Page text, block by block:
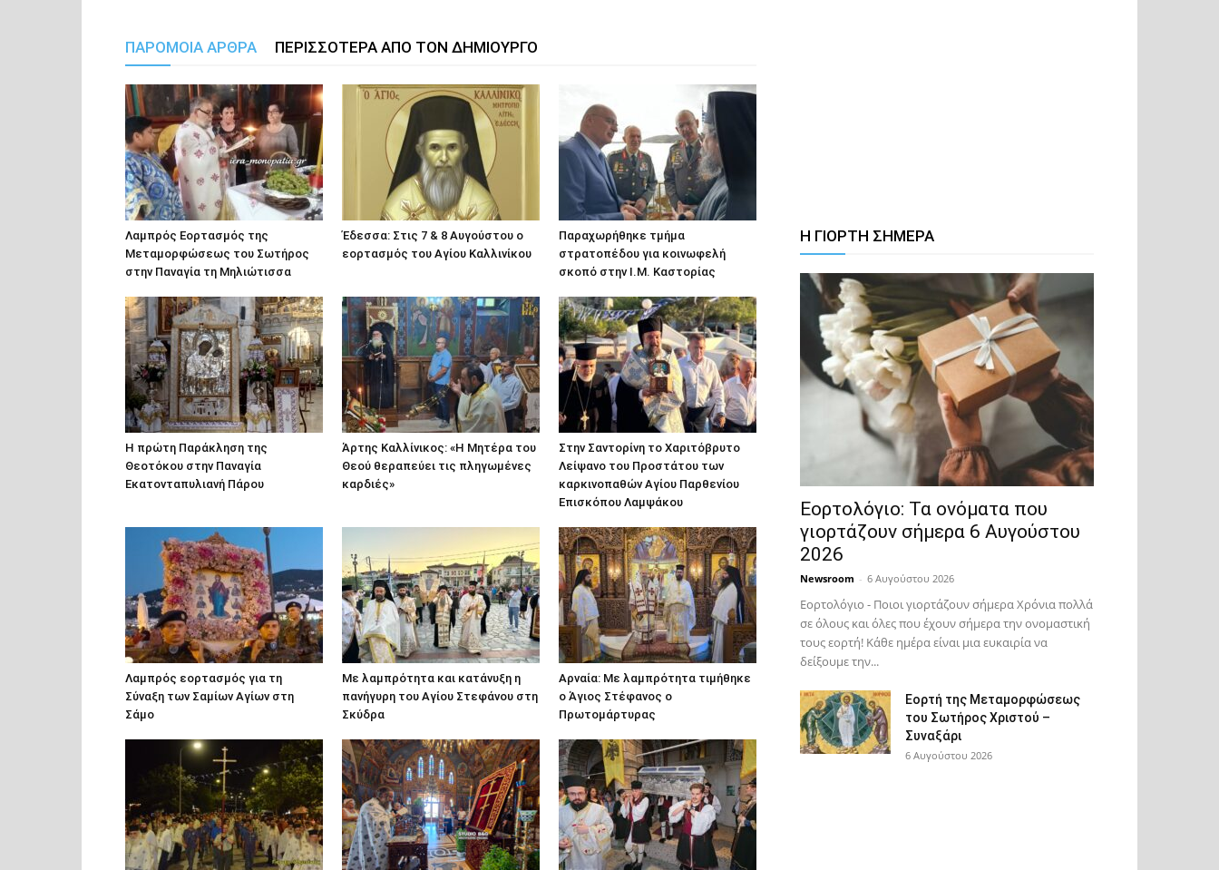
ΠΑΡΟΜΟΙΑ ΑΡΘΡΑ ΠΕΡΙΣΣΟΤΕΡΑ ΑΠΟ ΤΟΝ ΔΗΜΙΟΥΡΓΟ
Λαμπρός Εορτασμός της
Μεταμορφώσεως του Σωτήρος
στην Παναγία τη Μηλιώτισσα
Έδεσσα: Στις 7 & 8 Αυγούστου ο
εορτασμός του Αγίου Καλλινίκου
Παραχωρήθηκε τμήμα
στρατοπέδου για κοινωφελή
σκοπό στην Ι.Μ. Καστορίας
Η πρώτη Παράκληση της
Θεοτόκου στην Παναγία
Εκατονταπυλιανή Πάρου
Άρτης Καλλίνικος: «Η Μητέρα του
Θεού θεραπεύει τις πληγωμένες
καρδιές»
Στην Σαντορίνη το Χαριτόβρυτο
Λείψανο του Προστάτου των
καρκινοπαθών Αγίου Παρθενίου
Επισκόπου Λαμψάκου
Λαμπρός εορτασμός για τη
Σύναξη των Σαμίων Αγίων στη
Σάμο
Με λαμπρότητα και κατάνυξη η
πανήγυρη του Αγίου Στεφάνου στη
Σκύδρα
Αρναία: Με λαμπρότητα τιμήθηκε
ο Άγιος Στέφανος ο
Πρωτομάρτυρας
Η ΓΙΟΡΤΗ ΣΗΜΕΡΑ
Εορτολόγιο: Τα ονόματα που
γιορτάζουν σήμερα 6 Αυγούστου
2026
Newsroom - 6 Αυγούστου 2026
Εορτολόγιο - Ποιοι γιορτάζουν σήμερα Χρόνια πολλά
σε όλους και όλες που έχουν σήμερα την ονομαστική
τους εορτή! Κάθε ημέρα είναι μια ευκαιρία να
δείξουμε την...
Εορτή της Μεταμορφώσεως
του Σωτήρος Χριστού –
Συναξάρι
6 Αυγούστου 2026